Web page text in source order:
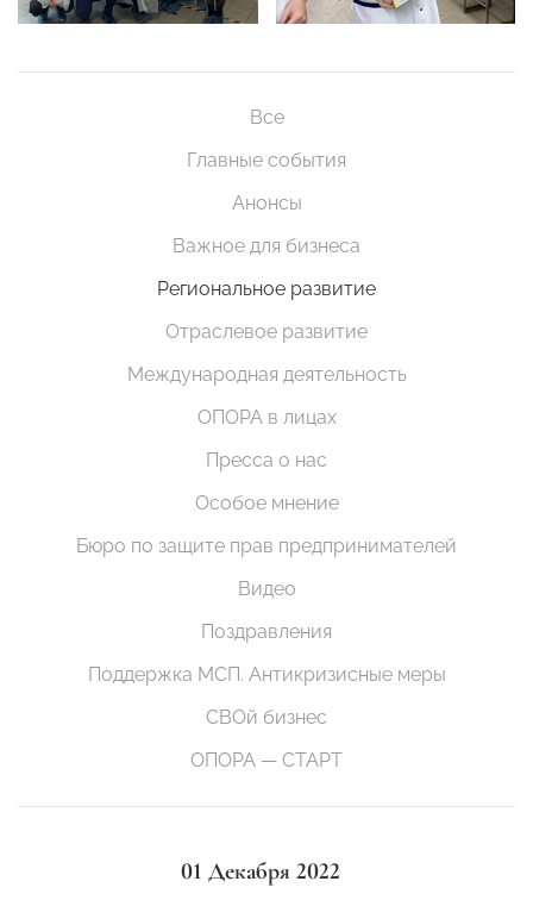
Все
Главные события
Анонсы
Важное для бизнеса
Региональное развитие
Отраслевое развитие
Международная деятельность
ОПОРА в лицах
Пресса о нас
Особое мнение
Бюро по защите прав предпринимателей
Видео
Поздравления
Поддержка МСП. Антикризисные меры
СВОй бизнес
ОПОРА — СТАРТ
01 Декабря 2022